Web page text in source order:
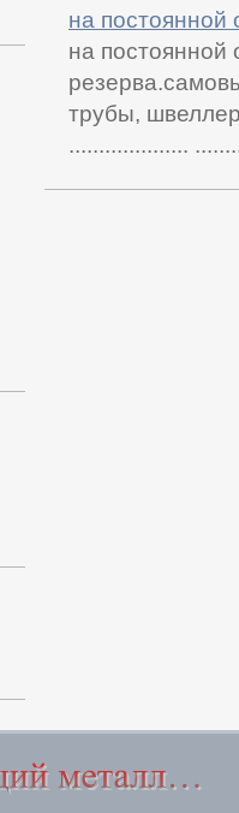
на постоянной
на постоянной
трубы,
....................